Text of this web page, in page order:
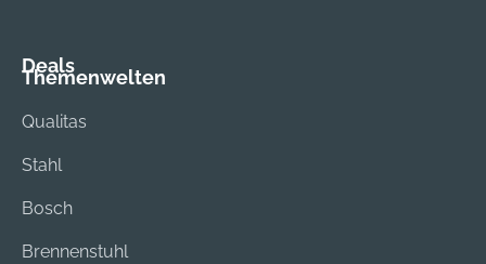
Deals
Themenwelten
Qualitas
Stahl
Bosch
Brennenstuhl